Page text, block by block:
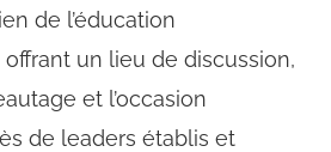
de l’éducation
un lieu de discussion,
et l’occasion
de leaders établis et